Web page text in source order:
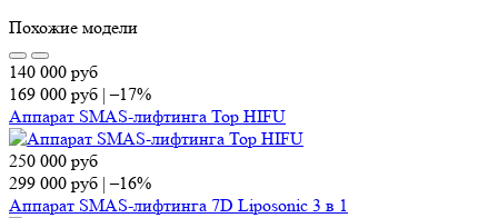
Похожие модели
140 000 руб
169 000 руб |–17%
Аппарат SMAS-лифтинга Top HIFU
250 000 руб
299 000 руб |–16%
Аппарат SMAS-лифтинга 7D Liposonic 3 в 1